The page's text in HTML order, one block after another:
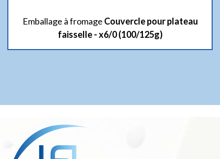
Emballage à fromage Couvercle pour plateau
faisselle - x6/0 (100/125g)